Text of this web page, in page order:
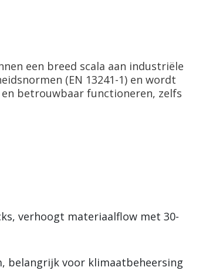
een breed scala aan industriële
(EN 13241-1) en wordt
betrouwbaar functioneren, zelfs
verhoogt materiaalflow met 30-
belangrijk voor klimaatbeheersing